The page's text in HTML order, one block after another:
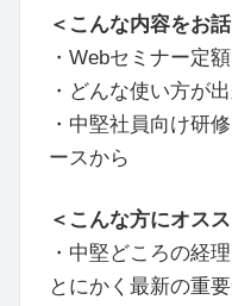
＜こんな内容をお
・Webセミナー定
・どんな使い方が
・中堅社員向け研
ースから
＜こんな方にオス
・中堅どころの経
とにかく最新の重